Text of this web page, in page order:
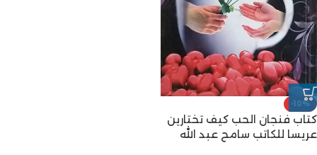
-10%
كتاب فنجان الحب كيف تختارين
عريسا للكاتب سامح عبد الله